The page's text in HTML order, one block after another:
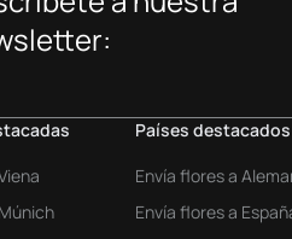
Países destacados
Envía flores a
Envía flores a